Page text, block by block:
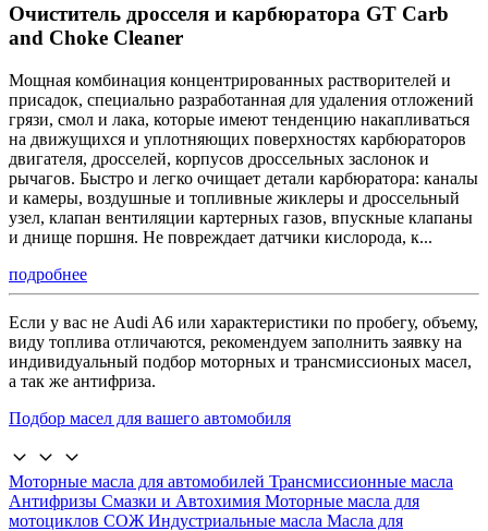
Очиститель дросселя и карбюратора GT Carb
and Choke Cleaner
Мощная комбинация концентрированных растворителей и
присадок, специально разработанная для удаления отложений
грязи, смол и лака, которые имеют тенденцию накапливаться
на движущихся и уплотняющих поверхностях карбюраторов
двигателя, дросселей, корпусов дроссельных заслонок и
рычагов. Быстро и легко очищает детали карбюратора: каналы
и камеры, воздушные и топливные жиклеры и дроссельный
узел, клапан вентиляции картерных газов, впускные клапаны
и днище поршня. Не повреждает датчики кислорода, к...
подробнее
Если у вас не Audi A6 или характеристики по пробегу, объему,
виду топлива отличаются, рекомендуем заполнить заявку на
индивидуальный подбор моторных и трансмиссионых масел,
а так же антифриза.
Подбор масел для вашего автомобиля
Моторные масла для автомобилей Трансмиссионные масла
Антифризы Смазки и Автохимия Моторные масла для
мотоциклов СОЖ Индустриальные масла Масла для